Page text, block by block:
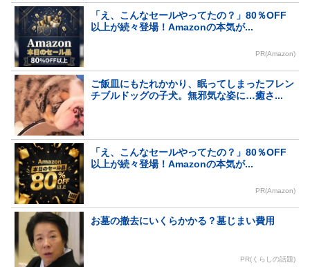
「え、こんなセールやってたの？」80％OFF
以上が続々登場！Amazonの本気が...
PR(Amazon)
ご飯皿にもたれかかり、眠ってしまったフレン
チブルドッグの子犬。無邪気な姿に…癒さ...
「え、こんなセールやってたの？」80％OFF
以上が続々登場！Amazonの本気が...
PR(Amazon)
お墓の撤去にいくらかかる？墓じまい費用
PR(くらしの話題)